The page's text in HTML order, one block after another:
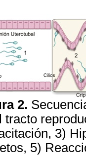
2.
tracto
3)
5)